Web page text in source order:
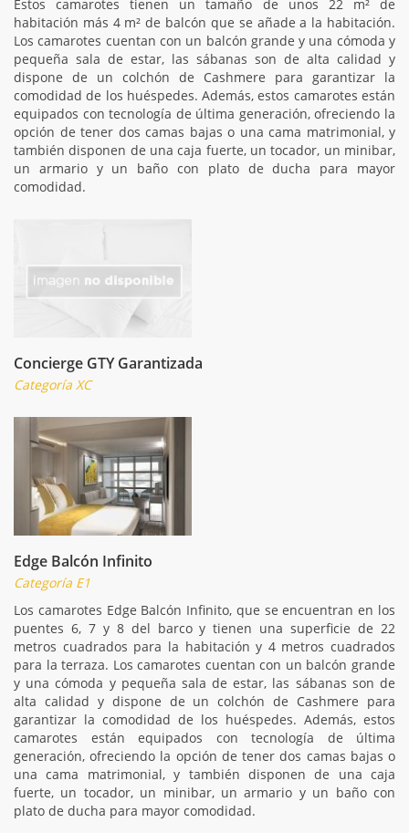
Estos camarotes tienen un tamaño de unos 22 m² de
habitación más 4 m² de balcón que se añade a la habitación.
Los camarotes cuentan con un balcón grande y una cómoda y
pequeña sala de estar, las sábanas son de alta calidad y
dispone de un colchón de Cashmere para garantizar la
comodidad de los huéspedes. Además, estos camarotes están
equipados con tecnología de última generación, ofreciendo la
opción de tener dos camas bajas o una cama matrimonial, y
también disponen de una caja fuerte, un tocador, un minibar,
un armario y un baño con plato de ducha para mayor
comodidad.
Concierge GTY Garantizada
Categoría XC
Edge Balcón Infinito
Categoría E1
Los camarotes Edge Balcón Infinito, que se encuentran en los
puentes 6, 7 y 8 del barco y tienen una superficie de 22
metros cuadrados para la habitación y 4 metros cuadrados
para la terraza. Los camarotes cuentan con un balcón grande
y una cómoda y pequeña sala de estar, las sábanas son de
alta calidad y dispone de un colchón de Cashmere para
garantizar la comodidad de los huéspedes. Además, estos
camarotes están equipados con tecnología de última
generación, ofreciendo la opción de tener dos camas bajas o
una cama matrimonial, y también disponen de una caja
fuerte, un tocador, un minibar, un armario y un baño con
plato de ducha para mayor comodidad.